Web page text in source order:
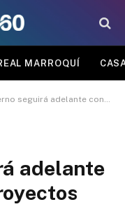
MARROQUÍ
los grandes proyectos sociales, como desea SM el Rey Mohammed VI (Akhannouch)
adelante